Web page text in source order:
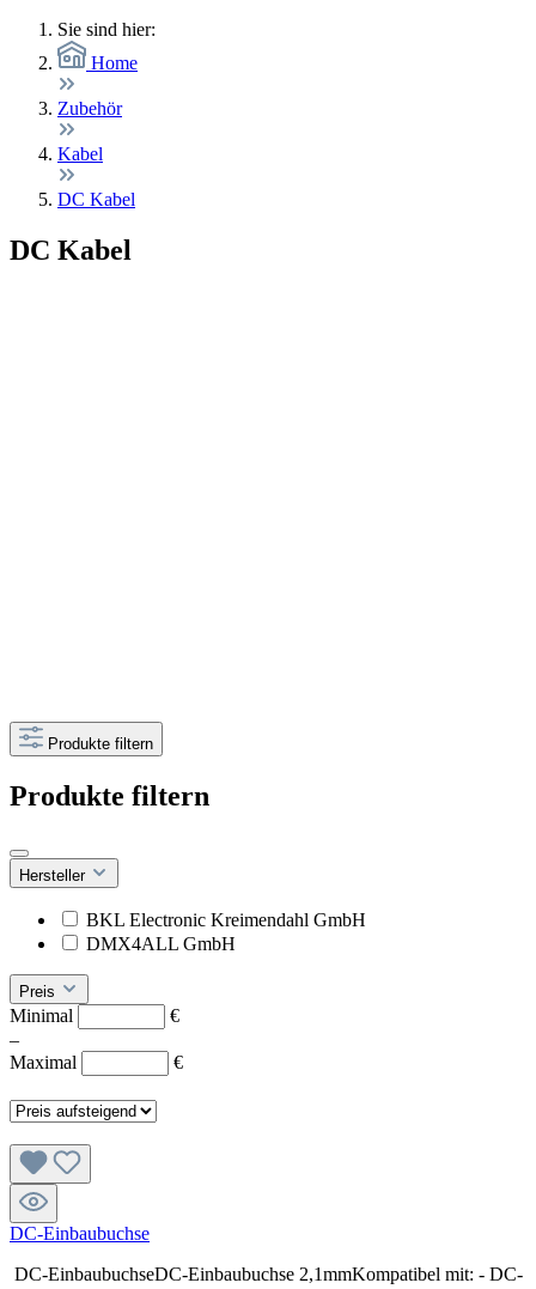
Sie sind hier:
Home
Zubehör
Kabel
DC Kabel
DC Kabel
Produkte filtern
Produkte filtern
Hersteller
BKL Electronic Kreimendahl GmbH
DMX4ALL GmbH
Preis
Minimal
€
–
Maximal
€
DC-Einbaubuchse
DC-EinbaubuchseDC-Einbaubuchse 2,1mmKompatibel mit: - DC-